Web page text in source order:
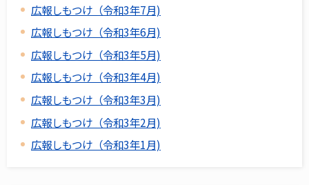
広報しもつけ（令和3年7月)
広報しもつけ（令和3年6月)
広報しもつけ（令和3年5月)
広報しもつけ（令和3年4月)
広報しもつけ（令和3年3月)
広報しもつけ（令和3年2月)
広報しもつけ（令和3年1月)